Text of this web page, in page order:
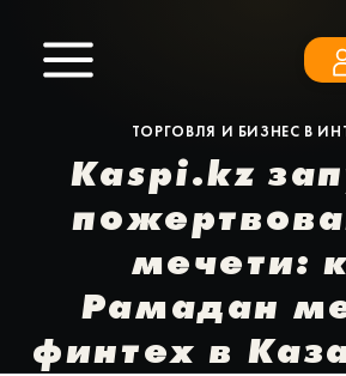
содержимому
ТОРГОВЛЯ И БИЗНЕС В
Kaspi.kz
мечети:
Рамадан
финтех в